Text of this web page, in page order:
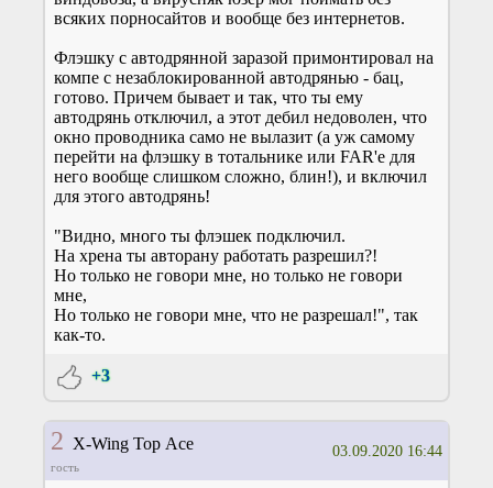
всяких порносайтов и вообще без интернетов.
Флэшку с автодрянной заразой примонтировал на
компе с незаблокированной автодрянью - бац,
готово. Причем бывает и так, что ты ему
автодрянь отключил, а этот дебил недоволен, что
окно проводника само не вылазит (а уж самому
перейти на флэшку в тотальнике или FAR'е для
него вообще слишком сложно, блин!), и включил
для этого автодрянь!
"Видно, много ты флэшек подключил.
На хрена ты авторану работать разрешил?!
Но только не говори мне, но только не говори
мне,
Но только не говори мне, что не разрешал!", так
как-то.
+3
2 X-Wing Top Ace
гость
03.09.2020 16:44